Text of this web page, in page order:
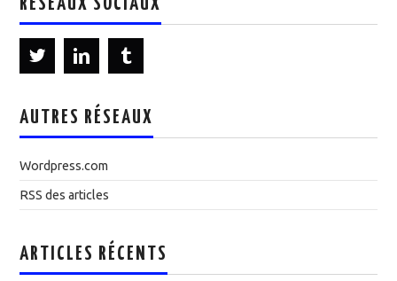
RÉSEAUX SOCIAUX
AUTRES RÉSEAUX
Wordpress.com
RSS des articles
ARTICLES RÉCENTS